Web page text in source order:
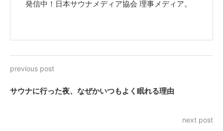
発信中！日本サウナメディア協会 理事メディア。
previous post
サウナに行った夜、なぜかいつもよく眠れる理由
next post